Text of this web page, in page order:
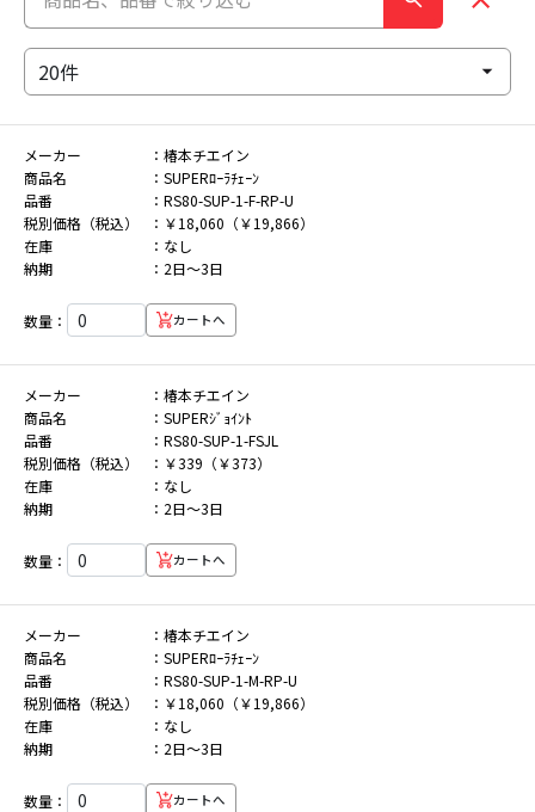
メーカー
椿本チエイン
商品名
SUPERﾛｰﾗﾁｪｰﾝ
品番
RS80-SUP-1-F-RP-U
税別価格（税込）
￥18,060（￥19,866）
在庫
なし
納期
2日～3日
数量： カートへ
メーカー
椿本チエイン
商品名
SUPERｼﾞｮｲﾝﾄ
品番
RS80-SUP-1-FSJL
税別価格（税込）
￥339（￥373）
在庫
なし
納期
2日～3日
数量： カートへ
メーカー
椿本チエイン
商品名
SUPERﾛｰﾗﾁｪｰﾝ
品番
RS80-SUP-1-M-RP-U
税別価格（税込）
￥18,060（￥19,866）
在庫
なし
納期
2日～3日
数量： カートへ